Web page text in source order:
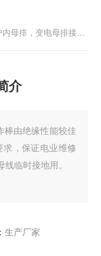
母排，变电母排接地线简介
介
棒由绝缘性能较佳
求，保证电业维修
临时接地用。
生产厂家